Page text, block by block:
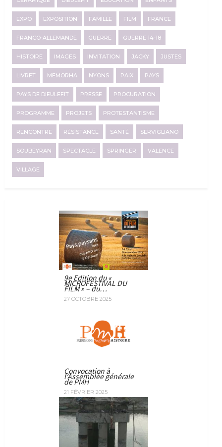
EXPO EXPOSITION FAMILLE FILM FRANCE
FRANCO-ALLEMANDE GUERRE GUERRE 14-18
HISTOIRE IMAGES INVITATION JACKY JUSTES
LIVRET MEMORHA NYONS PAIX PAYS
PAYS DE DIEULEFIT PRESSE PROCURATION
PROGRAMME PROJETS PROTESTANTISME
RENCONTRE RÉSISTANCE SANTÉ SERVIGLIANO
SOUBEYRAN SPECTACLE SPRINGER VALENCE
VILLAGE
9e Edition du «
MICROFESTIVAL DU
FILM » – du…
27 OCTOBRE 2025
Convocation à
l’Assemblée générale
de PMH
21 FÉVRIER 2025